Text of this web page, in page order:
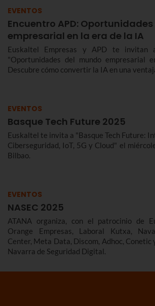
EVENTOS
Encuentro APD:
empresarial en la era de la IA
Euskaltel Empresas y APD te invitan
"Oportunidades del mundo empresarial
Descubre cómo convertir la IA en una
EVENTOS
Basque Tech Future 2025
Euskaltel te invita a "Basque Tech Future:
Ciberseguridad, IoT, 5G y Cloud" el
Bilbao.
EVENTOS
NASEC 2025
ATANA organiza, con el patrocinio de
Orange Empresas, Laboral Kutxa,
Center, Meta Data, Discom, Adhoc, Conetic
Navarra de Seguridad Digital.